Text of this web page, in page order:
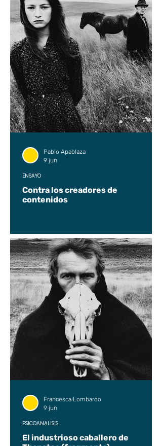
Contra los creadores de
contenidos
ENSAYO
Pablo Apablaza
9 jun
El industrioso caballero de
PSICOANÁLISIS
Francesca Lombardo
9 jun